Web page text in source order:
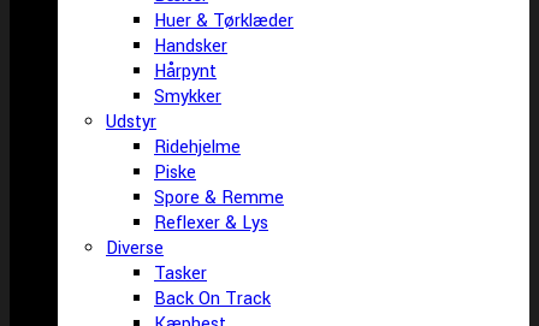
Huer & Tørklæder
Handsker
Hårpynt
Smykker
Udstyr
Ridehjelme
Piske
Spore & Remme
Reflexer & Lys
Diverse
Tasker
Back On Track